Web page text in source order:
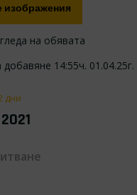
на обявата
14:55ч. 01.04.25г.
дни